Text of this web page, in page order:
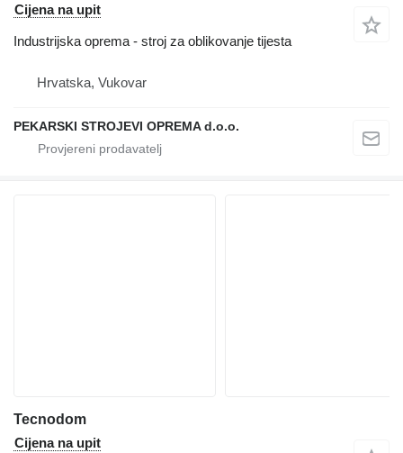
Cijena na upit
Industrijska oprema - stroj za oblikovanje tijesta
Hrvatska, Vukovar
PEKARSKI STROJEVI OPREMA d.o.o.
Tecnodom
Cijena na upit